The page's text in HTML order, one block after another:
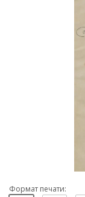
Формат печати: